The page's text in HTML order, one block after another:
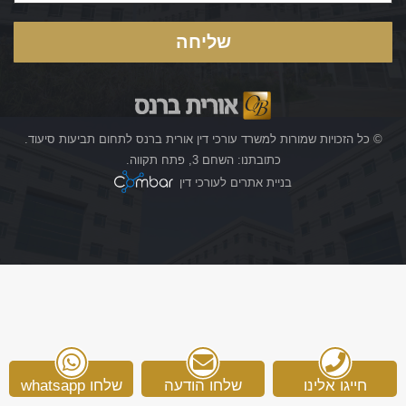
© כל הזכויות שמורות למשרד עורכי דין אורית ברנס לתחום תביעות סיעוד.
כתובתנו: השחם 3, פתח תקווה.
בניית אתרים לעורכי דין
חייגו אלינו שלחו הודעה שלחו whatsapp